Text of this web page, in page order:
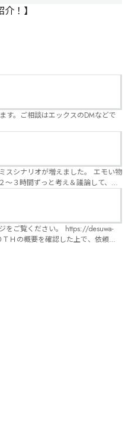
！】
す。ご相談はエックスのDMなどで
。 https://desuwa-